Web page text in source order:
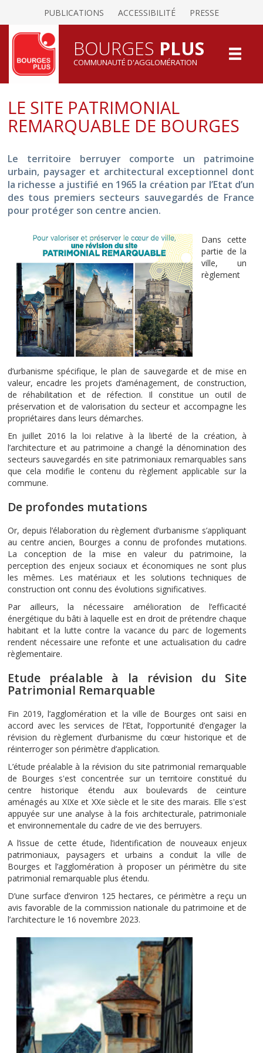
PUBLICATIONS ACCESSIBILITÉ PRESSE
BOURGES PLUS
COMMUNAUTÉ D'AGGLOMÉRATION
LE SITE PATRIMONIAL
REMARQUABLE DE BOURGES
Le territoire berruyer comporte un patrimoine
urbain, paysager et architectural exceptionnel dont
la richesse a justifié en 1965 la création par l’Etat d’un
des tous premiers secteurs sauvegardés de France
pour protéger son centre ancien.
Dans cette
partie de la
ville, un
règlement
d’urbanisme spécifique, le plan de sauvegarde et de mise en
valeur, encadre les projets d’aménagement, de construction,
de réhabilitation et de réfection. Il constitue un outil de
préservation et de valorisation du secteur et accompagne les
propriétaires dans leurs démarches.
En juillet 2016 la loi relative à la liberté de la création, à
l’architecture et au patrimoine a changé la dénomination des
secteurs sauvegardés en site patrimoniaux remarquables sans
que cela modifie le contenu du règlement applicable sur la
commune.
De profondes mutations
Or, depuis l’élaboration du règlement d’urbanisme s’appliquant
au centre ancien, Bourges a connu de profondes mutations.
La conception de la mise en valeur du patrimoine, la
perception des enjeux sociaux et économiques ne sont plus
les mêmes. Les matériaux et les solutions techniques de
construction ont connu des évolutions significatives.
Par ailleurs, la nécessaire amélioration de l’efficacité
énergétique du bâti à laquelle est en droit de prétendre chaque
habitant et la lutte contre la vacance du parc de logements
rendent nécessaire une refonte et une actualisation du cadre
règlementaire.
Etude préalable à la révision du Site
Patrimonial Remarquable
Fin 2019, l’agglomération et la ville de Bourges ont saisi en
accord avec les services de l’Etat, l’opportunité d’engager la
révision du règlement d’urbanisme du cœur historique et de
réinterroger son périmètre d’application.
L’étude préalable à la révision du site patrimonial remarquable
de Bourges s'est concentrée sur un territoire constitué du
centre historique étendu aux boulevards de ceinture
aménagés au XIXe et XXe siècle et le site des marais. Elle s'est
appuyée sur une analyse à la fois architecturale, patrimoniale
et environnementale du cadre de vie des berruyers.
A l’issue de cette étude, l’identification de nouveaux enjeux
patrimoniaux, paysagers et urbains a conduit la ville de
Bourges et l’agglomération à proposer un périmètre du site
patrimonial remarquable plus étendu.
D’une surface d’environ 125 hectares, ce périmètre a reçu un
avis favorable de la commission nationale du patrimoine et de
l’architecture le 16 novembre 2023.